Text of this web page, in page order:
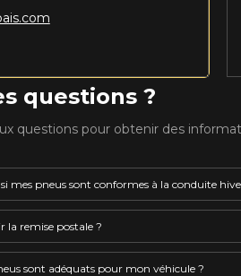
questions ?
questions pour obtenir des
mes pneus sont conformes à la conduite
utilisé l’hiver au Québec doit
le symbole de la montagne
remise postale ?
un rabais offert par le fabricant du
sont adéquats pour mon véhicule ?
VOICI LES DIMENSIONS POUR